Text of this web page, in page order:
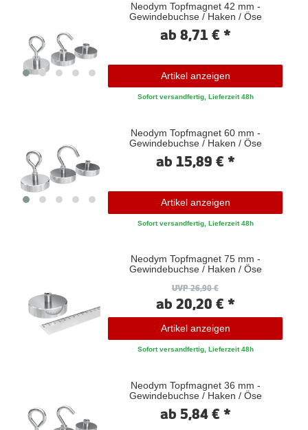
Neodym Topfmagnet 42 mm -
Gewindebuchse / Haken / Öse
ab 8,71 € *
Artikel anzeigen
Sofort versandfertig, Lieferzeit 48h
Neodym Topfmagnet 60 mm -
Gewindebuchse / Haken / Öse
ab 15,89 € *
Artikel anzeigen
Sofort versandfertig, Lieferzeit 48h
Neodym Topfmagnet 75 mm -
Gewindebuchse / Haken / Öse
UVP 26,90 €
ab 20,20 € *
Artikel anzeigen
Sofort versandfertig, Lieferzeit 48h
Neodym Topfmagnet 36 mm -
Gewindebuchse / Haken / Öse
ab 5,84 € *